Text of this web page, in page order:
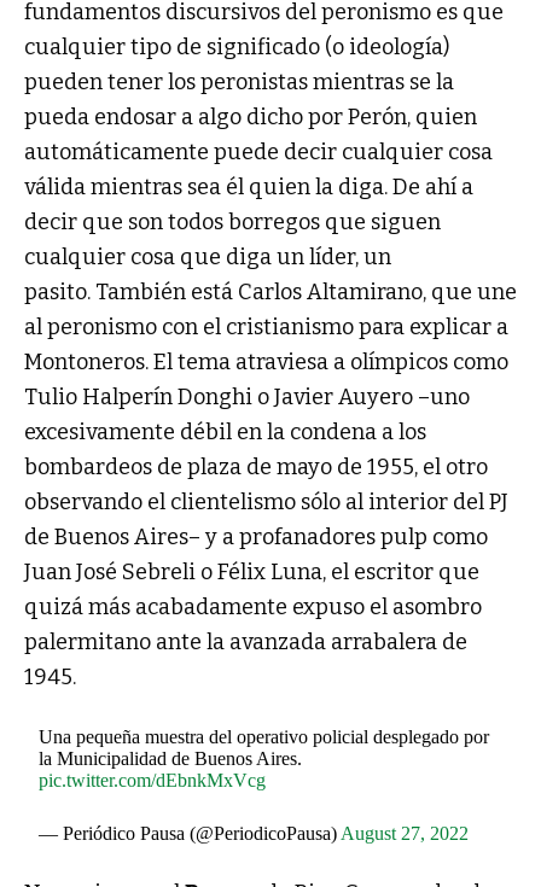
fundamentos discursivos del peronismo es que
cualquier tipo de significado (o ideología)
pueden tener los peronistas mientras se la
pueda endosar a algo dicho por Perón, quien
automáticamente puede decir cualquier cosa
válida mientras sea él quien la diga. De ahí a
decir que son todos borregos que siguen
cualquier cosa que diga un líder, un
pasito. También está Carlos Altamirano, que une
al peronismo con el cristianismo para explicar a
Montoneros. El tema atraviesa a olímpicos como
Tulio Halperín Donghi o Javier Auyero –uno
excesivamente débil en la condena a los
bombardeos de plaza de mayo de 1955, el otro
observando el clientelismo sólo al interior del PJ
de Buenos Aires– y a profanadores pulp como
Juan José Sebreli o Félix Luna, el escritor que
quizá más acabadamente expuso el asombro
palermitano ante la avanzada arrabalera de
1945.
Una pequeña muestra del operativo policial desplegado por
la Municipalidad de Buenos Aires.
pic.twitter.com/dEbnkMxVcg
— Periódico Pausa (@PeriodicoPausa) August 27, 2022